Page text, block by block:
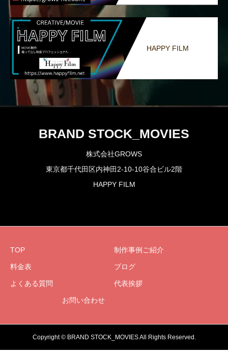
HAPPY FILM
BRAND STOCK_MOVIES
株式会社GROWS
東京都千代田区内神田2-10-10谷合ビル2階
HAPPY FILM
TOP 制作事例ご紹介
料金表 ブログ
よくある質問 代表挨拶
お問い合わせ
Copyright © BRAND STOCK_MOVIES All Rights Reserved.